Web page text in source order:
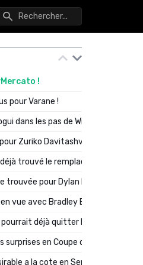
de thème
!
pour Varane !
dans les pas de Will Still ?
Zuriko Davitashvili
trouvé le remplaçant de Robinio
trouvée pour Dylan Batubinsika
vue avec Bradley Barcola ?
déjà quitter Lyon en janvier
surprises en Coupe de France
a la cote en Serie A